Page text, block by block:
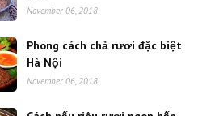
November 06, 2018
Phong cách chả rươi đặc biệt
Hà Nội
November 06, 2018